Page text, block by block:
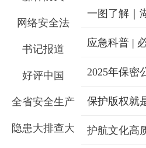
网络安全法
书记报道
好评中国
全省安全生产
隐患大排查大
一图了解｜
应急科普 |
2025年保密
保护版权就
护航文化高